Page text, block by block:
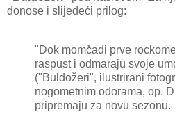
donose i slijedeći prilog:
"Dok momčadi prve
raspust i odmaraju svoje
("Buldožeri", ilustrirani
nogometnim odorama, op.
pripremaju za novu sezonu.